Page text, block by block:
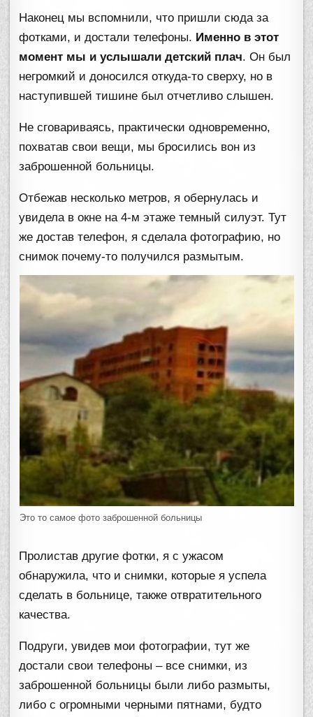
Наконец мы вспомнили, что пришли сюда за
фотками, и достали телефоны. Именно в этот
момент мы и услышали детский плач. Он был
негромкий и доносился откуда-то сверху, но в
наступившей тишине был отчетливо слышен.
Не сговариваясь, практически одновременно,
похватав свои вещи, мы бросились вон из
заброшенной больницы.
Отбежав несколько метров, я обернулась и
увидела в окне на 4-м этаже темный силуэт. Тут
же достав телефон, я сделала фотографию, но
снимок почему-то получился размытым.
Это то самое фото заброшенной больницы
Пролистав другие фотки, я с ужасом
обнаружила, что и снимки, которые я успела
сделать в больнице, также отвратительного
качества.
Подруги, увидев мои фотографии, тут же
достали свои телефоны – все снимки, из
заброшенной больницы были либо размыты,
либо с огромными черными пятнами, будто